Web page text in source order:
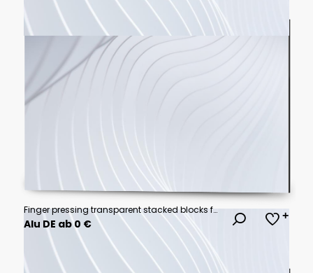
Finger pressing transparent stacked blocks forming staircase symbolizing career advancement and business growth strategy, professional progress concept, motivational photography,
Alu DE ab 0 €